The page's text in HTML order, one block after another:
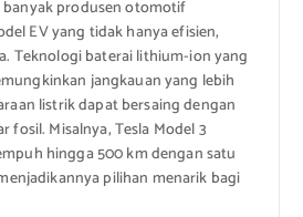
produsen otomotif
EV yang tidak hanya efisien,
Teknologi baterai lithium-ion yang
jangkauan yang lebih
listrik dapat bersaing dengan
fosil. Misalnya, Tesla Model 3
hingga 500 km dengan satu
pilihan menarik bagi